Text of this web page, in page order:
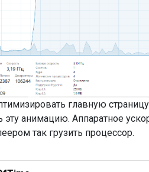
главную
эту анимацию. Аппаратное
так грузить процессор.